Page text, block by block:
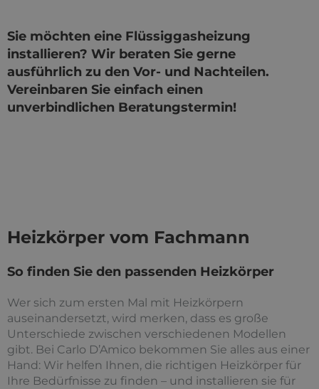
Sie möchten eine Flüssiggasheizung
installieren? Wir beraten Sie gerne
ausführlich zu den Vor- und Nachteilen.
Vereinbaren Sie einfach einen
unverbindlichen Beratungstermin!
Heizkörper vom Fachmann
So finden Sie den passenden Heizkörper
Wer sich zum ersten Mal mit Heizkörpern
auseinandersetzt, wird merken, dass es große
Unterschiede zwischen verschiedenen Modellen
gibt. Bei Carlo D’Amico bekommen Sie alles aus einer
Hand: Wir helfen Ihnen, die richtigen Heizkörper für
Ihre Bedürfnisse zu finden – und installieren sie für